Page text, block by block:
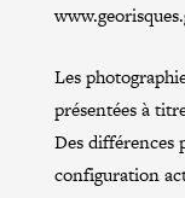
Les
présentées à
Des différences
configuration